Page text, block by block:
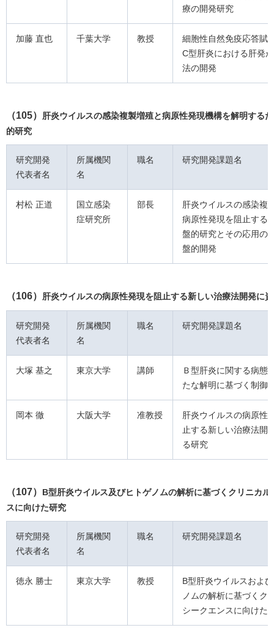
療の開発研究
加藤 直也 千葉大学 教授
細胞性自然免疫応答賦
C型肝炎における肝発
法の開発
（105） 肝炎ウイルスの感染複製増殖と病原性発現機構を解明する
的研究
研究開発
代表者名
所属機関
名
職名 研究開発課題名
村松 正道
国立感染
症研究所
部長
肝炎ウイルスの感染複
病原性発現を阻止する
盤的研究とその応用の
盤的開発
（106） 肝炎ウイルスの病原性発現を阻止する新しい治療法開発に
研究開発
代表者名
所属機関
名
職名 研究開発課題名
大塚 基之 東京大学 講師
Ｂ型肝炎に関する病態
たな解明に基づく制御
岡本 徹 大阪大学 准教授
肝炎ウイルスの病原性
止する新しい治療法開
る研究
（107） B型肝炎ウイルス及びヒトゲノムの解析に基づくクリニカル
スに向けた研究
研究開発
代表者名
所属機関
名
職名 研究開発課題名
徳永 勝士 東京大学 教授
B型肝炎ウイルスおよ
ノムの解析に基づくク
シークエンスに向けた